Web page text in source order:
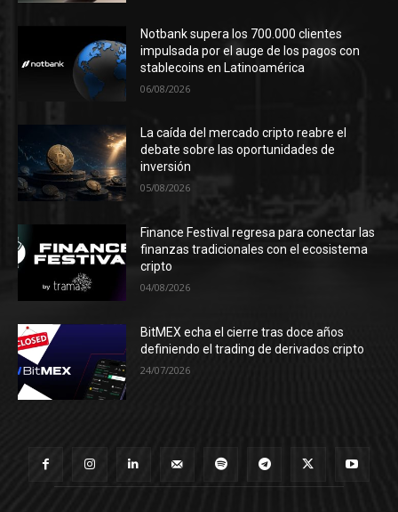
Notbank supera los 700.000 clientes
impulsada por el auge de los pagos con
stablecoins en Latinoamérica
06/08/2026
La caída del mercado cripto reabre el
debate sobre las oportunidades de
inversión
05/08/2026
Finance Festival regresa para conectar las
finanzas tradicionales con el ecosistema
cripto
04/08/2026
BitMEX echa el cierre tras doce años
definiendo el trading de derivados cripto
24/07/2026